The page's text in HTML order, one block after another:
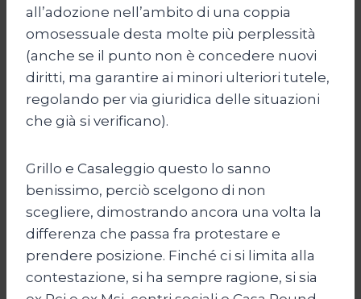
all’adozione nell’ambito di una coppia
omosessuale desta molte più perplessità
(anche se il punto non è concedere nuovi
diritti, ma garantire ai minori ulteriori tutele,
regolando per via giuridica delle situazioni
che già si verificano).
Grillo e Casaleggio questo lo sanno
benissimo, perciò scelgono di non
scegliere, dimostrando ancora una volta la
differenza che passa fra protestare e
prendere posizione. Finché ci si limita alla
contestazione, si ha sempre ragione, si sia